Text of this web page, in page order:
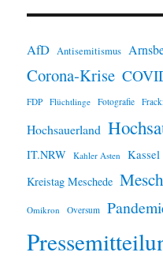
AfD Antisemitismus
Corona-Krise
FDP Flüchtlinge Fotografie
Hochsauerland
IT.NRW Kahler Asten Kassel
Kreistag Meschede
Omikron Oversum